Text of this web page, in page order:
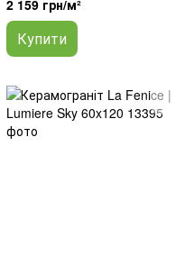
2 159 грн/м²
Купити